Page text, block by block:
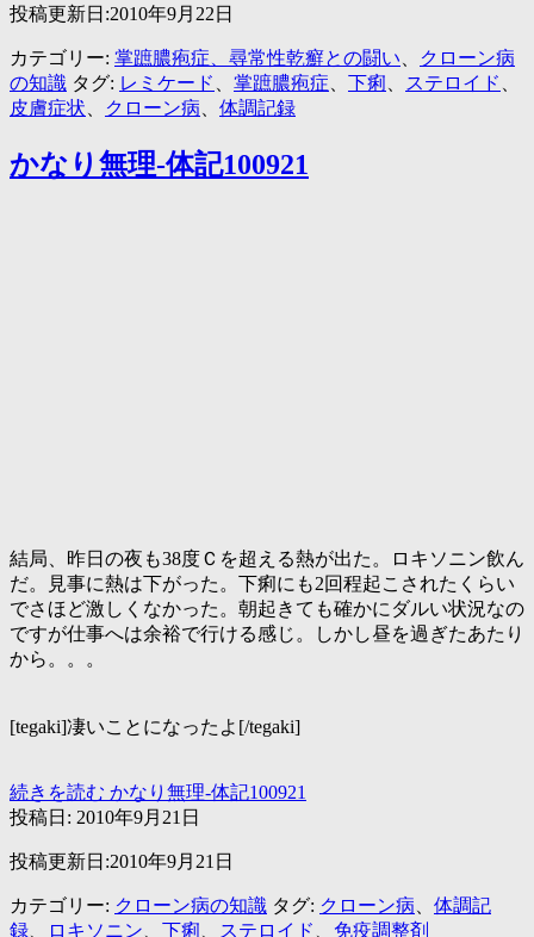
投稿更新日:2010年9月22日
カテゴリー: 掌蹠膿疱症、尋常性乾癬との闘い、
クローン病
の知識 タグ: レミケード 、 掌蹠膿疱症、 下痢、 ステロイド 、
皮膚症状、 クローン病、 体調記録
かなり無理-体記100921
結局、昨日の夜も38度Ｃを超える熱が出た。ロキソニン飲ん
だ。見事に熱は下がった。下痢にも2回程起こされたくらい
でさほど激しくなかった。朝起きても確かにダルい状況なの
ですが仕事へは余裕で行ける感じ。しかし昼を過ぎたあたり
から。。。
[tegaki]凄いことになったよ[/tegaki]
続きを読む かなり無理-体記100921
投稿日: 2010年9月21日
投稿更新日:2010年9月21日
カテゴリー: クローン病の知識 タグ: クローン病
体調記
録
ロキソニン 下痢 ステロイド 免疫調整剤